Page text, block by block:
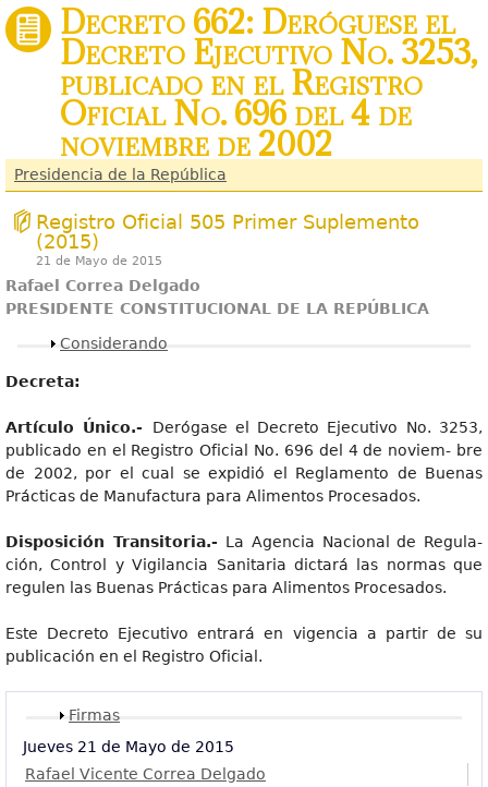
Decreto 662: Deróguese el
Decreto Ejecutivo No. 3253,
publicado en el Registro
Oficial No. 696 del 4 de
noviembre de 2002
Presidencia de la República
Registro Oficial 505 Primer Suplemento
(2015)
21 de Mayo de 2015
Rafael Correa Delgado
PRESIDENTE CONSTITUCIONAL DE LA REPÚBLICA
Mostrar
Considerando
Decreta:
Artículo Único.- Derógase el Decreto Ejecutivo No. 3253,
publicado en el Registro Oficial No. 696 del 4 de noviem- bre
de 2002, por el cual se expidió el Reglamento de Buenas
Prácticas de Manufactura para Alimentos Procesados.
Disposición Transitoria.- La Agencia Nacional de Regula-
ción, Control y Vigilancia Sanitaria dictará las normas que
regulen las Buenas Prácticas para Alimentos Procesados.
Este Decreto Ejecutivo entrará en vigencia a partir de su
publicación en el Registro Oficial.
Mostrar
Firmas
Jueves 21 de Mayo de 2015
Rafael Vicente Correa Delgado